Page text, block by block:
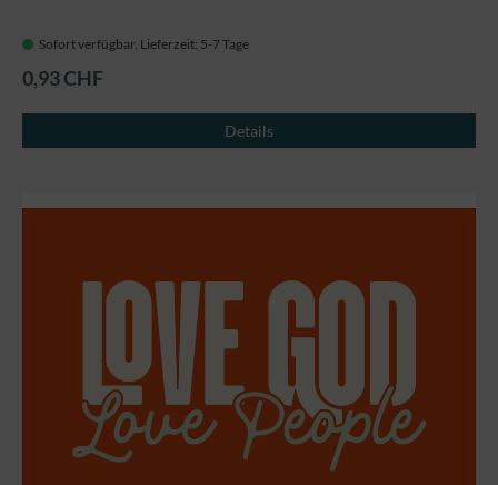
Sofort verfügbar, Lieferzeit: 5-7 Tage
0,93 CHF
Details